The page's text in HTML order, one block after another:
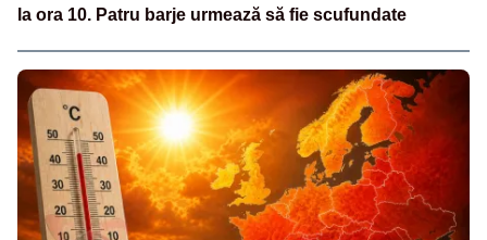
la ora 10. Patru barje urmează să fie scufundate